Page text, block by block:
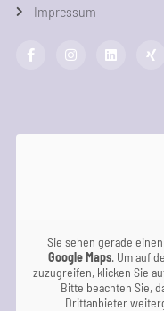
Impressum
Sie sehen gerade
Google Maps. Um auf
zuzugreifen, klicken Sie
Bitte beachten Sie,
Drittanbieter